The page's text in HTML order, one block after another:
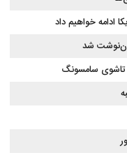
ادامه خواهیم داد
شد
سامسونگ